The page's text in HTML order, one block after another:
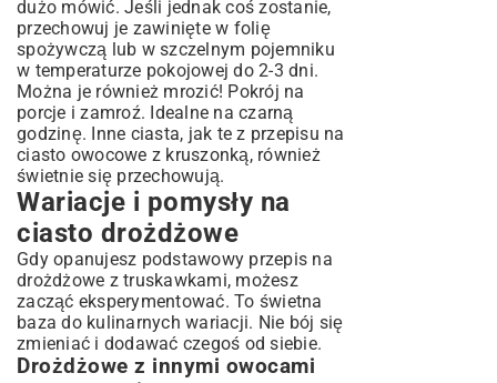
dużo mówić. Jeśli jednak coś zostanie,
przechowuj je zawinięte w folię
spożywczą lub w szczelnym pojemniku
w temperaturze pokojowej do 2-3 dni.
Można je również mrozić! Pokrój na
porcje i zamroź. Idealne na czarną
godzinę. Inne ciasta, jak te z przepisu na
ciasto owocowe z kruszonką, również
świetnie się przechowują.
Wariacje i pomysły na
ciasto drożdżowe
Gdy opanujesz podstawowy przepis na
drożdżowe z truskawkami, możesz
zacząć eksperymentować. To świetna
baza do kulinarnych wariacji. Nie bój się
zmieniać i dodawać czegoś od siebie.
Drożdżowe z innymi owocami